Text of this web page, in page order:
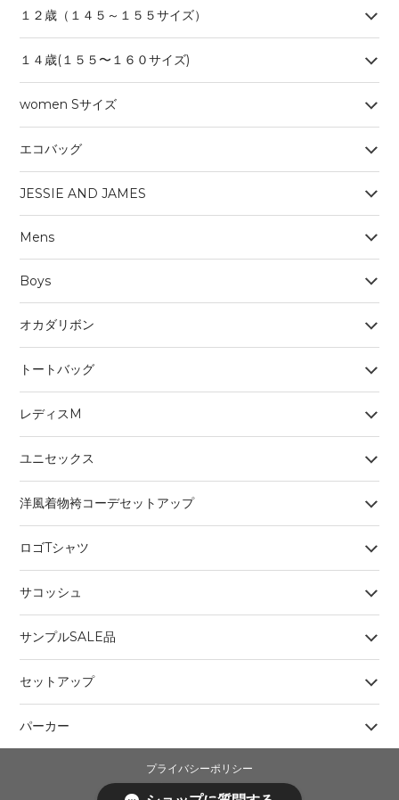
１２歳（１４５～１５５サイズ）
１４歳(１５５〜１６０サイズ)
women Sサイズ
エコバッグ
JESSIE AND JAMES
Mens
Boys
オカダリボン
トートバッグ
レディスM
ユニセックス
洋風着物袴コーデセットアップ
ロゴTシャツ
サコッシュ
サンプルSALE品
セットアップ
パーカー
プライバシーポリシー